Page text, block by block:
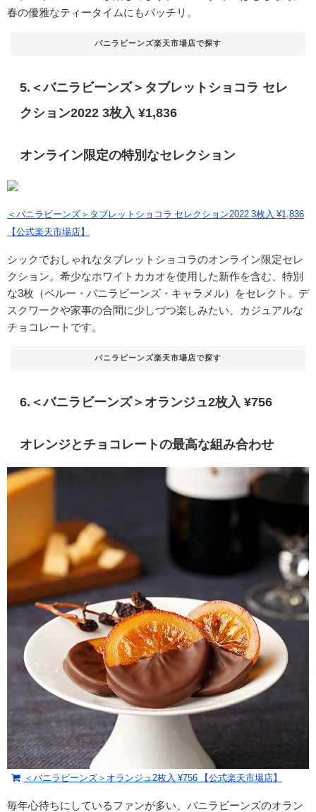
春の優雅なティータイムにもバッチリ。
バニラビーンズ楽天市場店で探す
5.＜バニラビーンズ＞タブレットショコラ セレ
クション2022 3枚入 ¥1,836
オンライン限定の特別なセレクション
＜バニラビーンズ＞タブレットショコラ セレクション2022 3枚入 ¥1,836
【公式楽天市場店】
シックでおしゃれなタブレットショコラのオンライン限定セレ
クション。希少なホワイトカカオを使用した新作を含む、特別
な3枚（ペルー・バニラビーンズ・キャラメル）をセレクト。デ
スクワークや家事の合間に少しづつ楽しみたい、カジュアルな
チョコレートです。
バニラビーンズ楽天市場店で探す
6.＜バニラビーンズ＞オランジュ2枚入 ¥756
オレンジとチョコレートの最高な組み合わせ
＜バニラビーンズ＞オランジュ2枚入 ¥756 【公式楽天市場店】
毎年心待ちにしているファンが多い、バニラビーンズのオラン